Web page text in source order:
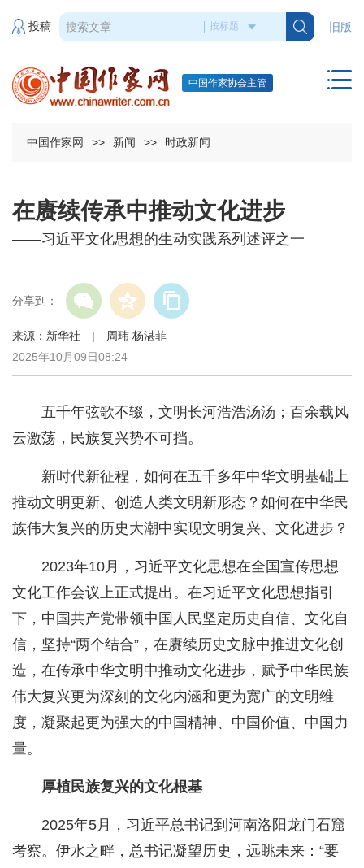
旧版
投稿
中国作家协会主管
中国作家网 >> 新闻 >> 时政新闻
在赓续传承中推动文化进步
——习近平文化思想的生动实践系列述评之一
分享到：
来源：新华社 | 周玮 杨湛菲
2025年10月09日08:24
五千年弦歌不辍，文明长河浩浩汤汤；百余载风
云激荡，民族复兴势不可挡。
新时代新征程，如何在五千多年中华文明基础上
推动文明更新、创造人类文明新形态？如何在中华民
族伟大复兴的历史大潮中实现文明复兴、文化进步？
2023年10月，习近平文化思想在全国宣传思想
文化工作会议上正式提出。在习近平文化思想指引
下，中国共产党带领中国人民坚定历史自信、文化自
信，坚持“两个结合”，在赓续历史文脉中推进文化创
造，在传承中华文明中推动文化进步，赋予中华民族
伟大复兴更为深刻的文化内涵和更为宽广的文明维
度，凝聚起更为强大的中国精神、中国价值、中国力
量。
厚植民族复兴的文化根基
2025年5月，习近平总书记到河南洛阳龙门石窟
考察。伊水之畔，总书记凝望历史，远眺未来：“要